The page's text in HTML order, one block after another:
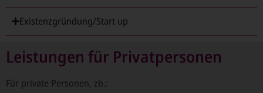
Existenzgründung/Start up
Leistungen für Privatpersonen
Für private Personen, zb.: